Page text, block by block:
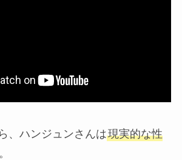
、ハンジュンさんは現実的な性